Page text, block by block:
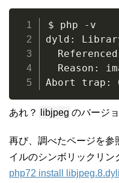
$ php -v
dyld:
Reason:
Abort trap:
あれ？ libjpeg のバージ
再び、調べたページを参
イルのシンボリックリン
php72 install